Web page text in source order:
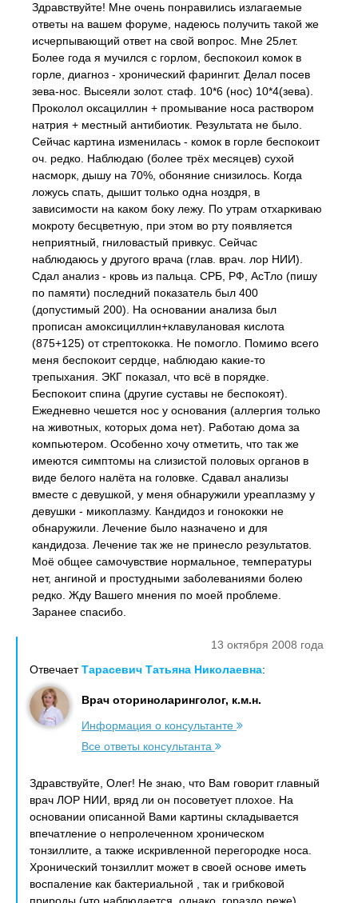
Здравствуйте! Мне очень понравились излагаемые
ответы на вашем форуме, надеюсь получить такой же
исчерпывающий ответ на свой вопрос. Мне 25лет.
Более года я мучился с горлом, беспокоил комок в
горле, диагноз - хронический фарингит. Делал посев
зева-нос. Высеяли золот. стаф. 10*6 (нос) 10*4(зева).
Проколол оксациллин + промывание носа раствором
натрия + местный антибиотик. Результата не было.
Сейчас картина изменилась - комок в горле беспокоит
оч. редко. Наблюдаю (более трёх месяцев) сухой
насморк, дышу на 70%, обоняние снизилось. Когда
ложусь спать, дышит только одна ноздря, в
зависимости на каком боку лежу. По утрам отхаркиваю
мокроту бесцветную, при этом во рту появляется
неприятный, гниловастый привкус. Сейчас
наблюдаюсь у другого врача (глав. врач. лор НИИ).
Сдал анализ - кровь из пальца. СРБ, РФ, АсТло (пишу
по памяти) последний показатель был 400
(допустимый 200). На основании анализа был
прописан амоксициллин+клавулановая кислота
(875+125) от стрептококка. Не помогло. Помимо всего
меня беспокоит сердце, наблюдаю какие-то
трепыхания. ЭКГ показал, что всё в порядке.
Беспокоит спина (другие суставы не беспокоят).
Ежедневно чешется нос у основания (аллергия только
на животных, которых дома нет). Работаю дома за
компьютером. Особенно хочу отметить, что так же
имеются симптомы на слизистой половых органов в
виде белого налёта на головке. Сдавал анализы
вместе с девушкой, у меня обнаружили уреаплазму у
девушки - микоплазму. Кандидоз и гонококки не
обнаружили. Лечение было назначено и для
кандидоза. Лечение так же не принесло результатов.
Моё общее самочувствие нормальное, температуры
нет, ангиной и простудными заболеваниями болею
редко. Жду Вашего мнения по моей проблеме.
Заранее спасибо.
13 октября 2008 года
ОтвечаетТарасевич Татьяна Николаевна:
Врач оториноларинголог, к.м.н.
Информация о консультанте
Все ответы консультанта
Здравствуйте, Олег! Не знаю, что Вам говорит главный
врач ЛОР НИИ, вряд ли он посоветует плохое. На
основании описанной Вами картины складывается
впечатление о непролеченном хроническом
тонзиллите, а также искривленной перегородке носа.
Хронический тонзиллит может в своей основе иметь
воспаление как бактериальной , так и грибковой